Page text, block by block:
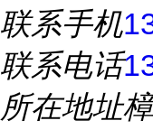
联系手机
联系电话
所在地址